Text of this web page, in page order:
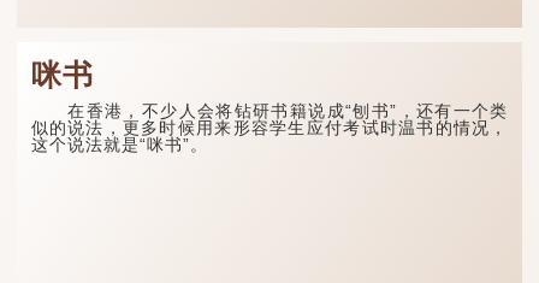
咪书
在香港，不少人会将钻研书籍说成“刨书”，还有一个类
似的说法，更多时候用来形容学生应付考试时温书的情况，
这个说法就是“咪书”。